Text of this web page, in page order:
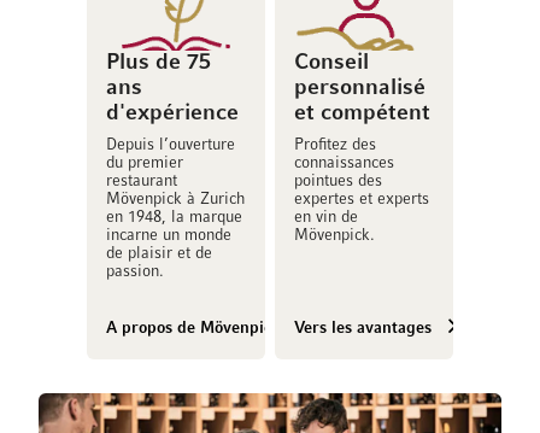
Plus de 75
ans
d'expérience
Depuis l’ouverture
du premier
restaurant
Mövenpick à Zurich
en 1948, la marque
incarne un monde
de plaisir et de
passion.
A propos de Mövenpick Vins
Conseil
personnalisé
et compétent
Profitez des
connaissances
pointues des
expertes et experts
en vin de
Mövenpick.
Vers les avantages